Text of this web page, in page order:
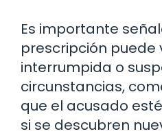
Es importante
prescripción puede
interrumpida o
circunstancias,
que el acusado
si se descubren